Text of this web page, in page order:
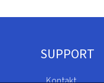
SUPPORT
Kontakt